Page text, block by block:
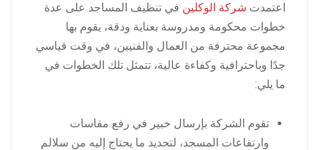
اعتمدت شركة الوكلين في تنظيف المساجد على عدة
خطوات محكومة ومدروسة بعناية ودقة، يقوم بها
مجموعة محترفة من العمال والفنيين، في وقت قياسي
جدًا وباحترافية وكفاءة عالية، تتمثل تلك الخطوات في
ما يلي:
تقوم الشركة بإرسال خبير في رفع مقاسات
وارتفاعات المسجد، لتحديد ما يحتاج إليه من سلالم